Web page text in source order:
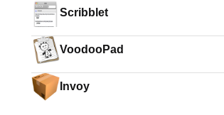
Scribblet
VoodooPad
Invoy